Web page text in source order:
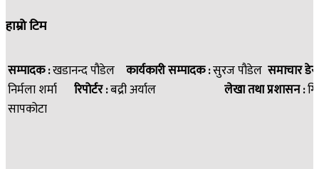
हाम्रो टिम
सम्पादक :खडानन्द पौडेल कार्यकारी सम्पादक :सुरज पौडेल समाचार
निर्मला शर्मा रिपोर्टर :बद्री अर्याल लेखा तथा प्रशासन :
सापकोटा